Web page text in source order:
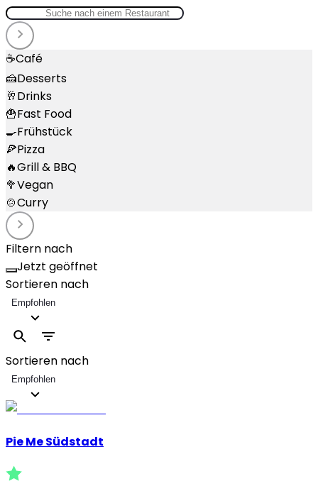
☕Café
🍰Desserts
🥂Drinks
🍟Fast Food
🍳Frühstück
🍕Pizza
🔥Grill & BBQ
🥦Vegan
🍲Curry
Filtern nach
Jetzt geöffnet
Sortieren nach
Empfohlen
Sortieren nach
Empfohlen
Pie Me Südstadt